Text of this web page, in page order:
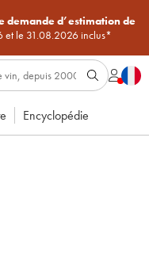
demande d’estimation de
et le 31.08.2026 inclus*
Encyclopédie